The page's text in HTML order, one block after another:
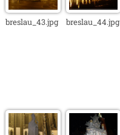
breslau_43.jpg breslau_44.jpg